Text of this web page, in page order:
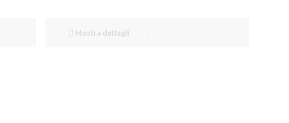
Mostra dettagli